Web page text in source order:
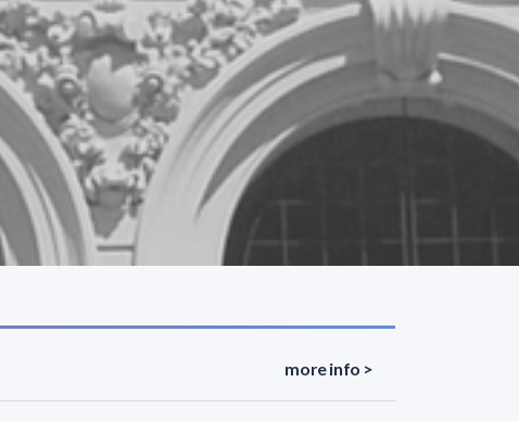
more info >